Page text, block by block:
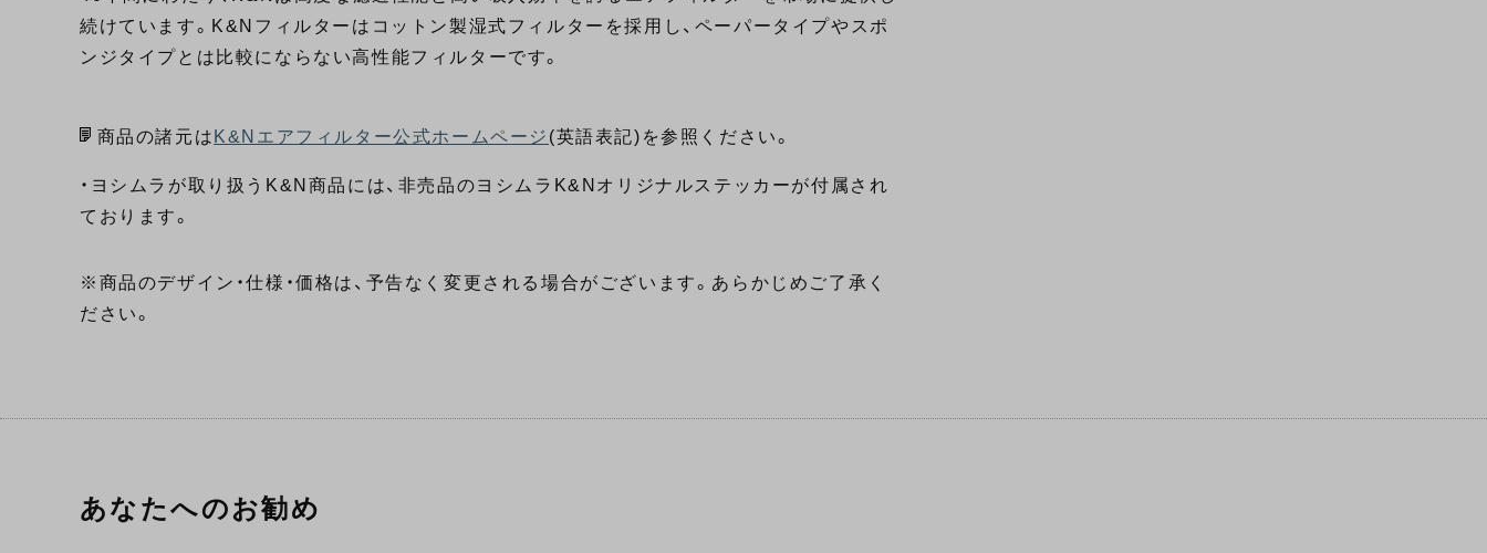
続けています。K&Nフィルターはコットン製湿式フィルターを採用し、ペーパータイプやスポ
ンジタイプとは比較にならない高性能フィルターです。
商品の諸元は K&Nエアフィルター公式ホームページ (英語表記)を参照ください。
・ヨシムラが取り扱うK&N商品には、非売品のヨシムラK&Nオリジナルステッカーが付属され
ております。
※商品のデザイン・仕様・価格は、予告なく変更される場合がございます。あらかじめご了承く
ださい。
あなたへのお勧め